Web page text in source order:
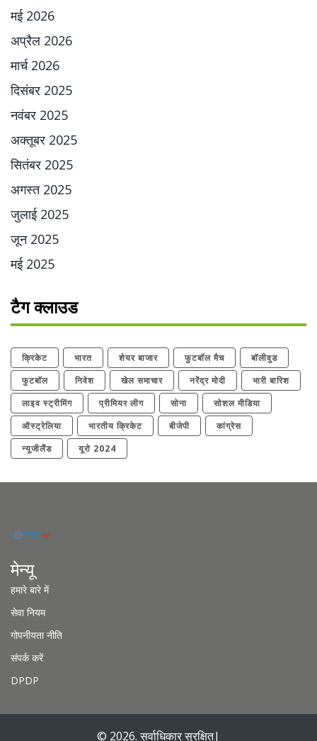
मई 2026
अप्रैल 2026
मार्च 2026
दिसंबर 2025
नवंबर 2025
अक्तूबर 2025
सितंबर 2025
अगस्त 2025
जुलाई 2025
जून 2025
मई 2025
टैग क्लाउड
क्रिकेट भारत शेयर बाजार फुटबॉल मैच
बॉलीवुड
फुटबॉल
निवेश खेल समाचार नरेंद्र मोदी
भारी बारिश
लाइव स्ट्रीमिंग
प्रीमियर लीग सोना
सोशल मीडिया
ऑस्ट्रेलिया
भारतीय क्रिकेट बीजेपी
कांग्रेस
न्यूजीलैंड
यूरो 2024
मेन्यू
हमारे बारे में
सेवा नियम
गोपनीयता नीति
संपर्क करें
DPDP
© 2026. सर्वाधिकार सुरक्षित|